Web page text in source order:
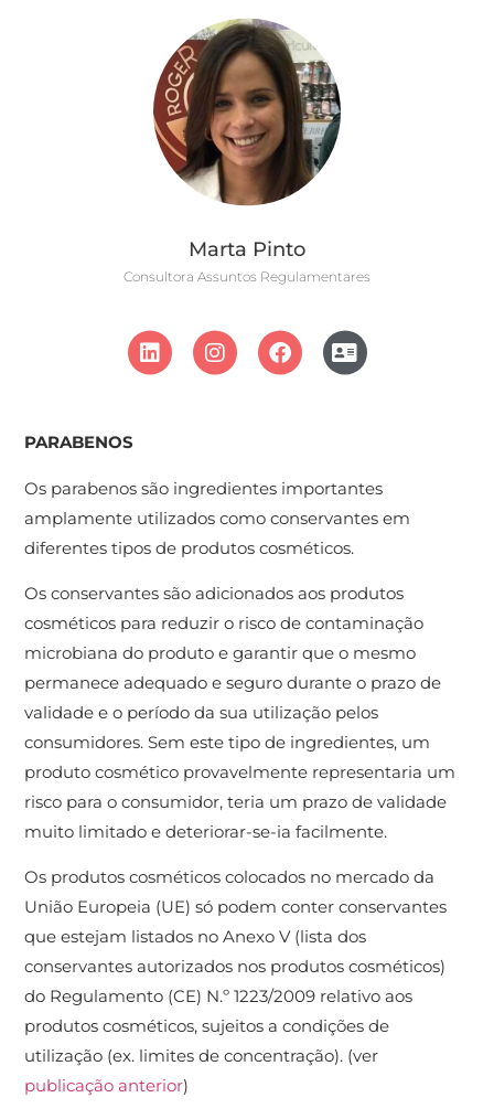
Marta Pinto
Consultora Assuntos Regulamentares
PARABENOS
Os parabenos são ingredientes importantes
amplamente utilizados como conservantes em
diferentes tipos de produtos cosméticos.
Os conservantes são adicionados aos produtos
cosméticos para reduzir o risco de contaminação
microbiana do produto e garantir que o mesmo
permanece adequado e seguro durante o prazo de
validade e o período da sua utilização pelos
consumidores. Sem este tipo de ingredientes, um
produto cosmético provavelmente representaria um
risco para o consumidor, teria um prazo de validade
muito limitado e deteriorar-se-ia facilmente.
Os produtos cosméticos colocados no mercado da
União Europeia (UE) só podem conter conservantes
que estejam listados no Anexo V (lista dos
conservantes autorizados nos produtos cosméticos)
do Regulamento (CE) N.º 1223/2009 relativo aos
produtos cosméticos, sujeitos a condições de
utilização (ex. limites de concentração). (ver
publicação anterior)